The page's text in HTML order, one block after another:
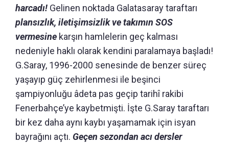
harcadı! Gelinen noktada Galatasaray taraftarı
plansızlık, iletişimsizlik ve takımın SOS
vermesine karşın hamlelerin geç kalması
nedeniyle haklı olarak kendini paralamaya başladı!
G.Saray, 1996-2000 senesinde de benzer süreç
yaşayıp güç zehirlenmesi ile beşinci
şampiyonluğu âdeta pas geçip tarihî rakibi
Fenerbahçe’ye kaybetmişti. İşte G.Saray taraftarı
bir kez daha aynı kaybı yaşamamak için isyan
bayrağını açtı. Geçen sezondan acı dersler